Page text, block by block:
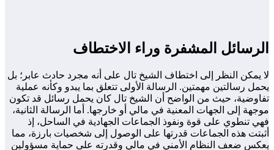
الرسائل المشفرة وراء الاختطاف
لا يمكن النظر إلى اختطاف الشيخ تال على أنه مجرد حادث عابر؛ بل
يحمل رسالتين مهمتين. الرسالة الأولى تتعلق بما يبدو وكأنه عملية
تفاوضية، حيث من الواضح أن الشيخ تال كان يحمل رسائل قد تكون
موجهة إلى الجهات المعنية في مالي أو خارجها. أما الرسالة الثانية،
فهي تنطوي على قوة ونفوذ الجماعات الجهادية في الساحل، إذ
أثبتت هذه الجماعات قدرتها على الوصول إلى شخصيات بارزة، مما
يعكس ضعف النظام الأمني في مالي وقدرته على حماية مسؤولين